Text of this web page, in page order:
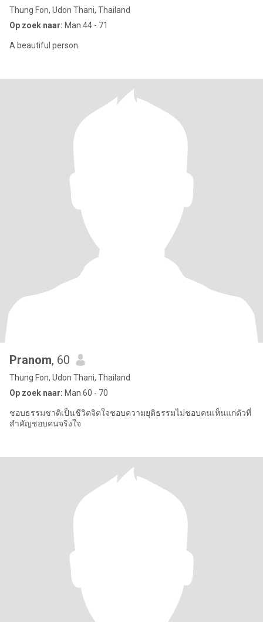
Thung Fon, Udon Thani, Thailand
Op zoek naar: Man 44 - 71
A beautiful person.
Pranom, 60
Thung Fon, Udon Thani, Thailand
Op zoek naar: Man 60 - 70
ชอบธรรมชาติเป็นชีวิตจิตใจชอบความยุติธรรมไม่ชอบคนเห็นแก่ตัวที่
สำคัญชอบคนจริงใจ